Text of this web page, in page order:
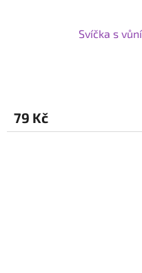
Svíčka s
79 Kč